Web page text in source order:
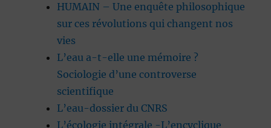
HUMAIN – Une enquête philosophique
sur ces révolutions qui changent nos
vies
L’eau a-t-elle une mémoire ?
Sociologie d’une controverse
scientifique
L’eau-dossier du CNRS
L’écologie intégrale -L’encyclique